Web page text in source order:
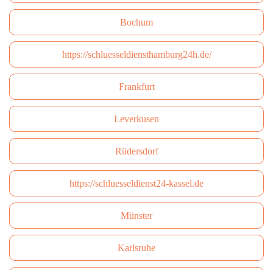
Bochum
https://schluesseldiensthamburg24h.de/
Frankfurt
Leverkusen
Rüdersdorf
https://schluesseldienst24-kassel.de
Münster
Karlsruhe